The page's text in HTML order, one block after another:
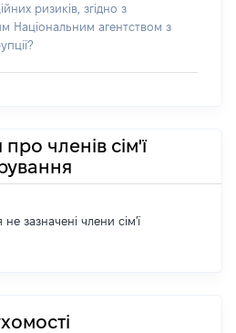
ризиків, згідно з
Національним агентством з
членів сім'ї
зазначені члени сім'ї